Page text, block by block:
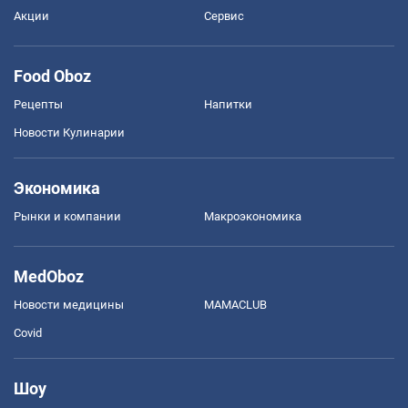
Акции Сервис
Food Oboz
Рецепты Напитки
Новости Кулинарии
Экономика
Рынки и компании Mакроэкономика
MedOboz
Новости медицины MAMACLUB
Covid
Шоу